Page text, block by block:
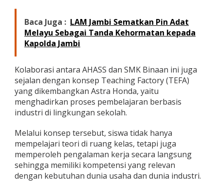
Baca Juga : LAM Jambi Sematkan Pin Adat
Melayu Sebagai Tanda Kehormatan kepada
Kapolda Jambi
Kolaborasi antara AHASS dan SMK Binaan ini juga
sejalan dengan konsep Teaching Factory (TEFA)
yang dikembangkan Astra Honda, yaitu
menghadirkan proses pembelajaran berbasis
industri di lingkungan sekolah.
Melalui konsep tersebut, siswa tidak hanya
mempelajari teori di ruang kelas, tetapi juga
memperoleh pengalaman kerja secara langsung
sehingga memiliki kompetensi yang relevan
dengan kebutuhan dunia usaha dan dunia industri.